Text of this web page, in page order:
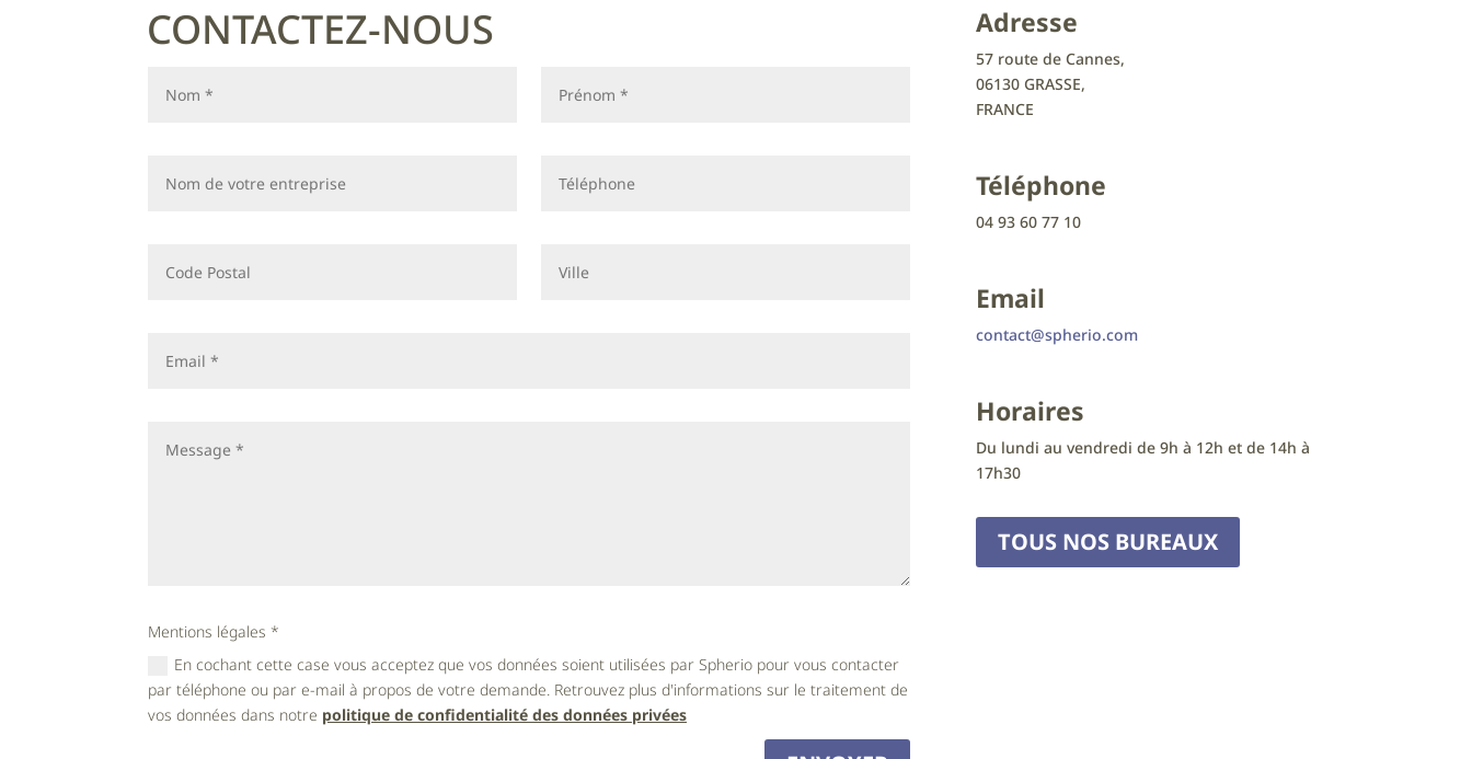
CONTACTEZ-NOUS
Mentions légales *
En cochant cette case vous acceptez que vos données soient utilisées par Spherio pour vous contacter
par téléphone ou par e-mail à propos de votre demande. Retrouvez plus d'informations sur le traitement de
vos données dans notre politique de confidentialité des données privées
Adresse
57 route de Cannes,
06130 GRASSE,
FRANCE
Téléphone
04 93 60 77 10
Email
contact@spherio.com
Horaires
Du lundi au vendredi de 9h à 12h et de 14h à
17h30
TOUS NOS BUREAUX